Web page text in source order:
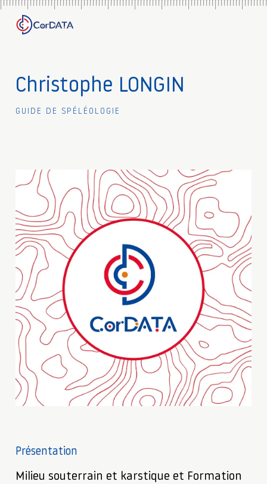
Christophe LONGIN
Guide de spéléologie
Présentation
Milieu souterrain et karstique et Formation